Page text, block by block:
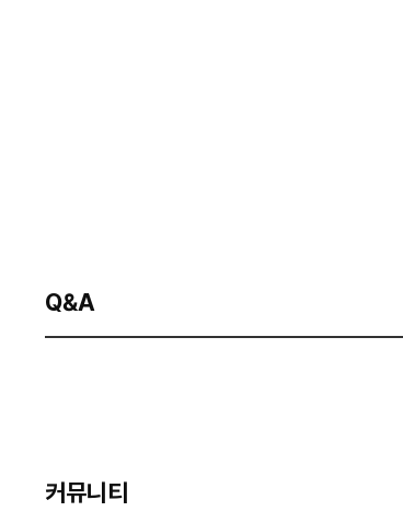
Q&A
커뮤니티